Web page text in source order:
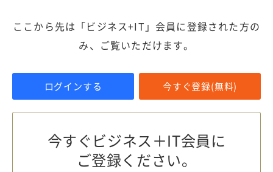
ここから先は「ビジネス+IT」会員に登録された方の
み、ご覧いただけます。
ログインする 今すぐ登録(無料)
今すぐビジネス＋IT会員に
ご登録ください。